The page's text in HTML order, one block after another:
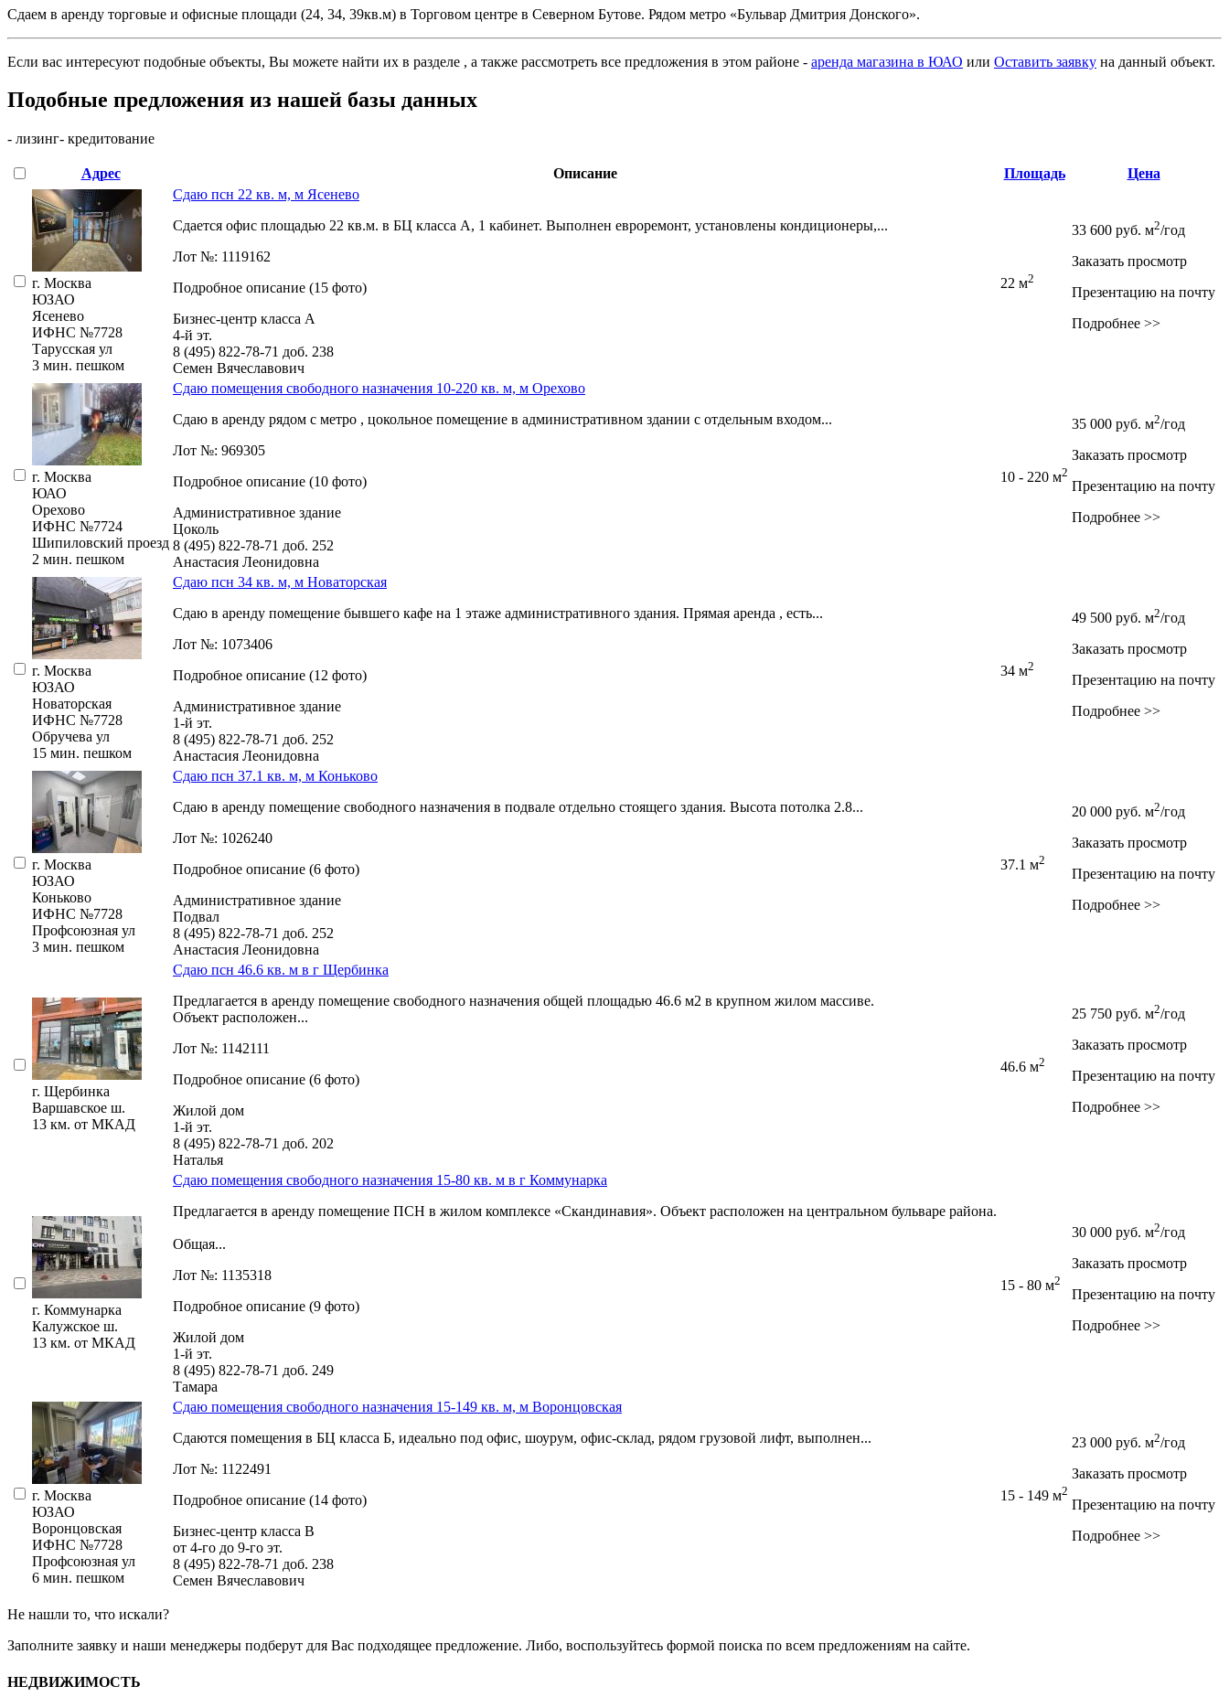
Сдаем в аренду торговые и офисные площади (24, 34, 39кв.м) в Торговом центре в Северном Бутове. Рядом метро «Бульвар Дмитрия Донского».
Если вас интересуют подобные объекты, Вы можете найти их в разделе , а также рассмотреть все предложения в этом районе - аренда магазина в ЮАО или Оставить заявку на данный объект.
Подобные предложения из нашей базы данных
- лизинг- кредитование
Адрес Описание Площадь Цена
г. Москва
ЮЗАО
Ясенево
ИФНС №7728
Тарусская ул
3 мин. пешком
Сдаю псн 22 кв. м, м Ясенево
Сдается офис площадью 22 кв.м. в БЦ класса А,­ 1 кабинет. Выполнен евроремонт,­ установлены кондиционеры,­...
Лот №: 1119162
Подробное описание (15 фото)
Бизнес-центр класса А
4-й эт.
8 (495) 822-78-71 доб. 238
Семен Вячеславович
22 м2
33 600 руб. м2/год
Заказать просмотр
Презентацию на почту
Подробнее >>
г. Москва
ЮАО
Орехово
ИФНС №7724
Шипиловский проезд
2 мин. пешком
Сдаю помещения свободного назначения 10-220 кв. м, м Орехово
Сдаю в аренду рядом с метро ,­ цокольное помещение в административном здании с отдельным входом...
Лот №: 969305
Подробное описание (10 фото)
Административное здание
Цоколь
8 (495) 822-78-71 доб. 252
Анастасия Леонидовна
10 - 220 м2
35 000 руб. м2/год
Заказать просмотр
Презентацию на почту
Подробнее >>
г. Москва
ЮЗАО
Новаторская
ИФНС №7728
Обручева ул
15 мин. пешком
Сдаю псн 34 кв. м, м Новаторская
Сдаю в аренду помещение бывшего кафе на 1 этаже административного здания. Прямая аренда ,­ есть...
Лот №: 1073406
Подробное описание (12 фото)
Административное здание
1-й эт.
8 (495) 822-78-71 доб. 252
Анастасия Леонидовна
34 м2
49 500 руб. м2/год
Заказать просмотр
Презентацию на почту
Подробнее >>
г. Москва
ЮЗАО
Коньково
ИФНС №7728
Профсоюзная ул
3 мин. пешком
Сдаю псн 37.1 кв. м, м Коньково
Сдаю в аренду помещение свободного назначения в подвале отдельно стоящего здания. Высота потолка 2.8...
Лот №: 1026240
Подробное описание (6 фото)
Административное здание
Подвал
8 (495) 822-78-71 доб. 252
Анастасия Леонидовна
37.1 м2
20 000 руб. м2/год
Заказать просмотр
Презентацию на почту
Подробнее >>
г. Щербинка
Варшавское ш.
13 км. от МКАД
Сдаю псн 46.6 кв. м в г Щербинка
Предлагается в аренду помещение свободного назначения общей площадью 46.6 м2 в крупном жилом массиве.
Объект pacполoжен...
Лот №: 1142111
Подробное описание (6 фото)
Жилой дом
1-й эт.
8 (495) 822-78-71 доб. 202
Наталья
46.6 м2
25 750 руб. м2/год
Заказать просмотр
Презентацию на почту
Подробнее >>
г. Коммунарка
Калужское ш.
13 км. от МКАД
Сдаю помещения свободного назначения 15-80 кв. м в г Коммунарка
Предлагается в аренду помещение ПСН в жилом комплексе «Скандинавия». Объект расположен на центральном бульваре района.
Общая...
Лот №: 1135318
Подробное описание (9 фото)
Жилой дом
1-й эт.
8 (495) 822-78-71 доб. 249
Тамара
15 - 80 м2
30 000 руб. м2/год
Заказать просмотр
Презентацию на почту
Подробнее >>
г. Москва
ЮЗАО
Воронцовская
ИФНС №7728
Профсоюзная ул
6 мин. пешком
Сдаю помещения свободного назначения 15-149 кв. м, м Воронцовская
Сдаются помещения в БЦ класса Б,­ идеально под офис,­ шоурум,­ офис-склад,­ рядом грузовой лифт,­ выполнен...
Лот №: 1122491
Подробное описание (14 фото)
Бизнес-центр класса В
от 4-го до 9-го эт.
8 (495) 822-78-71 доб. 238
Семен Вячеславович
15 - 149 м2
23 000 руб. м2/год
Заказать просмотр
Презентацию на почту
Подробнее >>
Не нашли то, что искали?
Заполните заявку и наши менеджеры подберут для Вас подходящее предложение. Либо, воспользуйтесь формой поиска по всем предложениям на сайте.
НЕДВИЖИМОСТЬ